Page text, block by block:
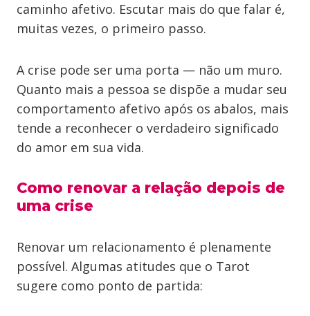
caminho afetivo. Escutar mais do que falar é,
muitas vezes, o primeiro passo.
A crise pode ser uma porta — não um muro.
Quanto mais a pessoa se dispõe a mudar seu
comportamento afetivo após os abalos, mais
tende a reconhecer o verdadeiro significado
do amor em sua vida.
Como renovar a relação depois de
uma crise
Renovar um relacionamento é plenamente
possível. Algumas atitudes que o Tarot
sugere como ponto de partida: